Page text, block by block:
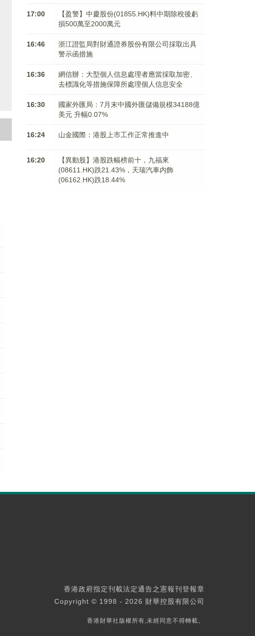
17:00
【盈警】中慶股份(01855.HK)料中期除稅後虧
損500萬至2000萬元
16:46
浙江證監局對財通證券股份有限公司採取出具
警示函措施
16:36
網信辦：大型個人信息處理者應當採取加密、
去標識化等措施保障所處理個人信息安全
16:30
國家外匯局：7月末中國外匯儲備規模34188億
美元 升幅0.07%
16:24 山金國際：港股上市工作正常推進中
16:20
【異動股】港股跌幅榜前十，九福來
(08611.HK)跌21.43%，天瑞汽車内飾
(06162.HK)跌18.44%
香港政府指定刊載法定通告之憲報刊登報章
Copyright © 1998 - 2026 財華控股有限公司
香港財華社版權所有,未經同意不得轉載。